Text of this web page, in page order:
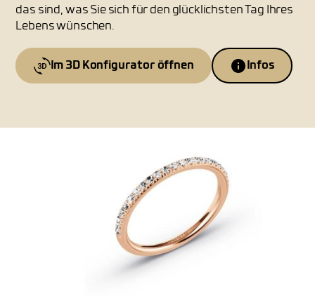
das sind, was Sie sich für den glücklichsten Tag Ihres
Lebens wünschen.
Im 3D Konfigurator öffnen Infos